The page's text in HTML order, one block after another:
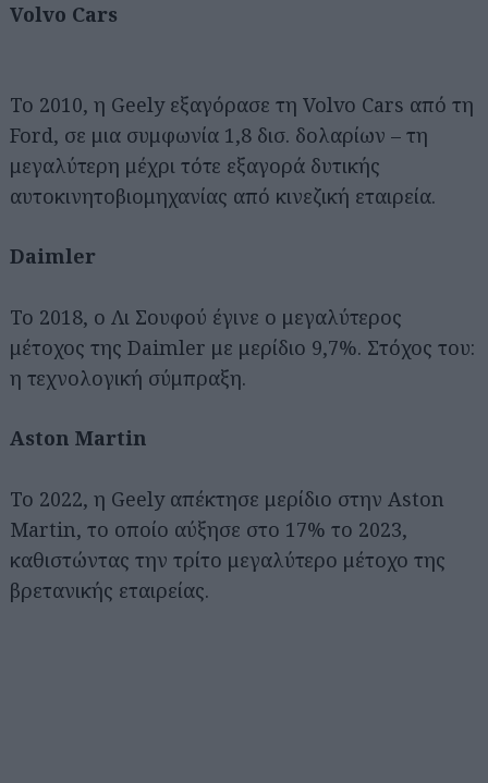
Volvo Cars
Το 2010, η Geely εξαγόρασε τη Volvo Cars από τη
Ford, σε μια συμφωνία 1,8 δισ. δολαρίων – τη
μεγαλύτερη μέχρι τότε εξαγορά δυτικής
αυτοκινητοβιομηχανίας από κινεζική εταιρεία.
Daimler
Το 2018, ο Λι Σουφού έγινε ο μεγαλύτερος
μέτοχος της Daimler με μερίδιο 9,7%. Στόχος του:
η τεχνολογική σύμπραξη.
Aston Martin
Το 2022, η Geely απέκτησε μερίδιο στην Aston
Martin, το οποίο αύξησε στο 17% το 2023,
καθιστώντας την τρίτο μεγαλύτερο μέτοχο της
βρετανικής εταιρείας.